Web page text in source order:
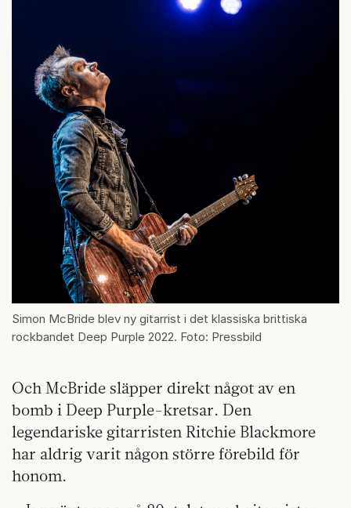
Simon McBride blev ny gitarrist i det klassiska brittiska
rockbandet Deep Purple 2022. Foto: Pressbild
Och McBride släpper direkt något av en
bomb i Deep Purple-kretsar. Den
legendariske gitarristen Ritchie Blackmore
har aldrig varit någon större förebild för
honom.